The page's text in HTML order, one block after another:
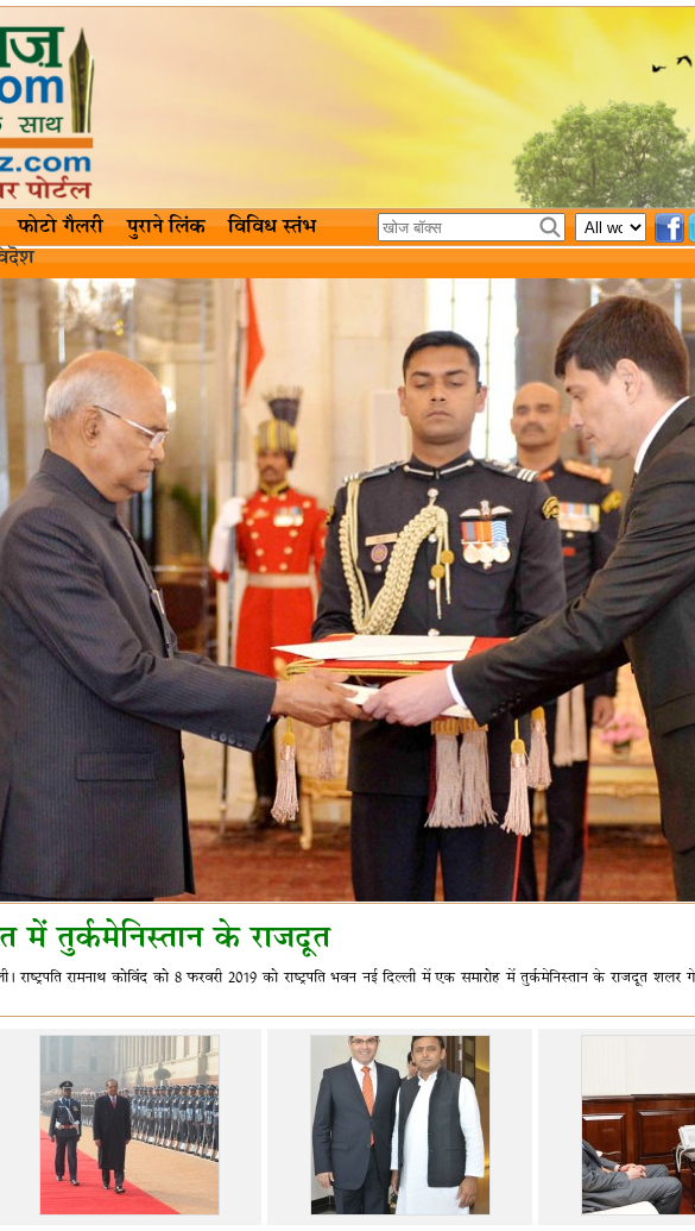
फोटो गैलरी पुराने लिंक विविध स्तंभ
में तुर्कमेनिस्तान के राजदूत
राष्ट्रपति रामनाथ कोविंद को 8 फरवरी 2019 को राष्ट्रपति भवन नई दिल्ली में एक समारोह में तुर्कमेनिस्तान के राजदूत शलर